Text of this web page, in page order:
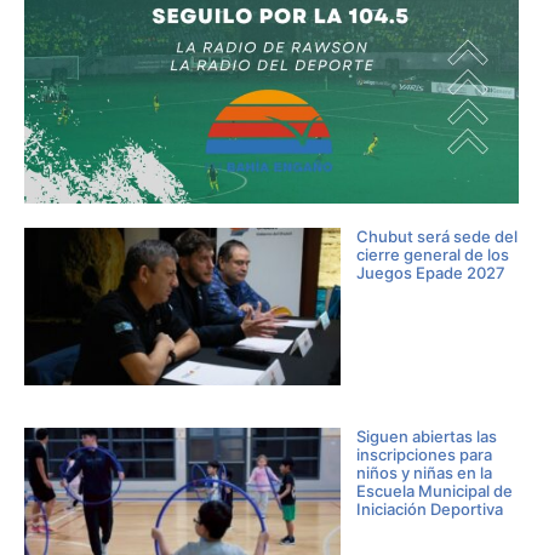
Chubut será sede del
cierre general de los
Juegos Epade 2027
Siguen abiertas las
inscripciones para
niños y niñas en la
Escuela Municipal de
Iniciación Deportiva